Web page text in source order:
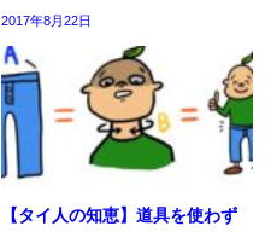
2017年8月22日
【タイ人の知恵】道具を使わず